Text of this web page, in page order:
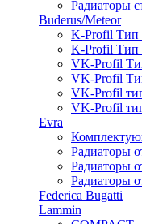
Радиаторы
Buderus/Meteor
K-Profil Тип
K-Profil Тип
VK-Profil
VK-Profil
VK-Profil
VK-Profil
Evra
Радиаторы
Радиаторы
Радиаторы
Federica Bugatti
Lammin